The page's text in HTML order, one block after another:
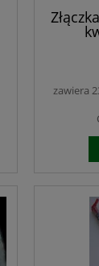
zawiera